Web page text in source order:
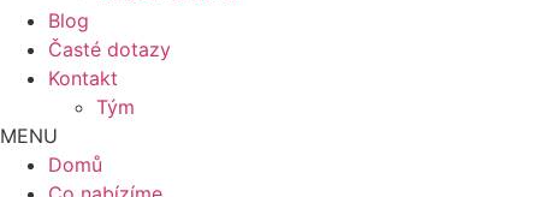
Blog
Časté dotazy
Kontakt
Tým
MENU
Domů